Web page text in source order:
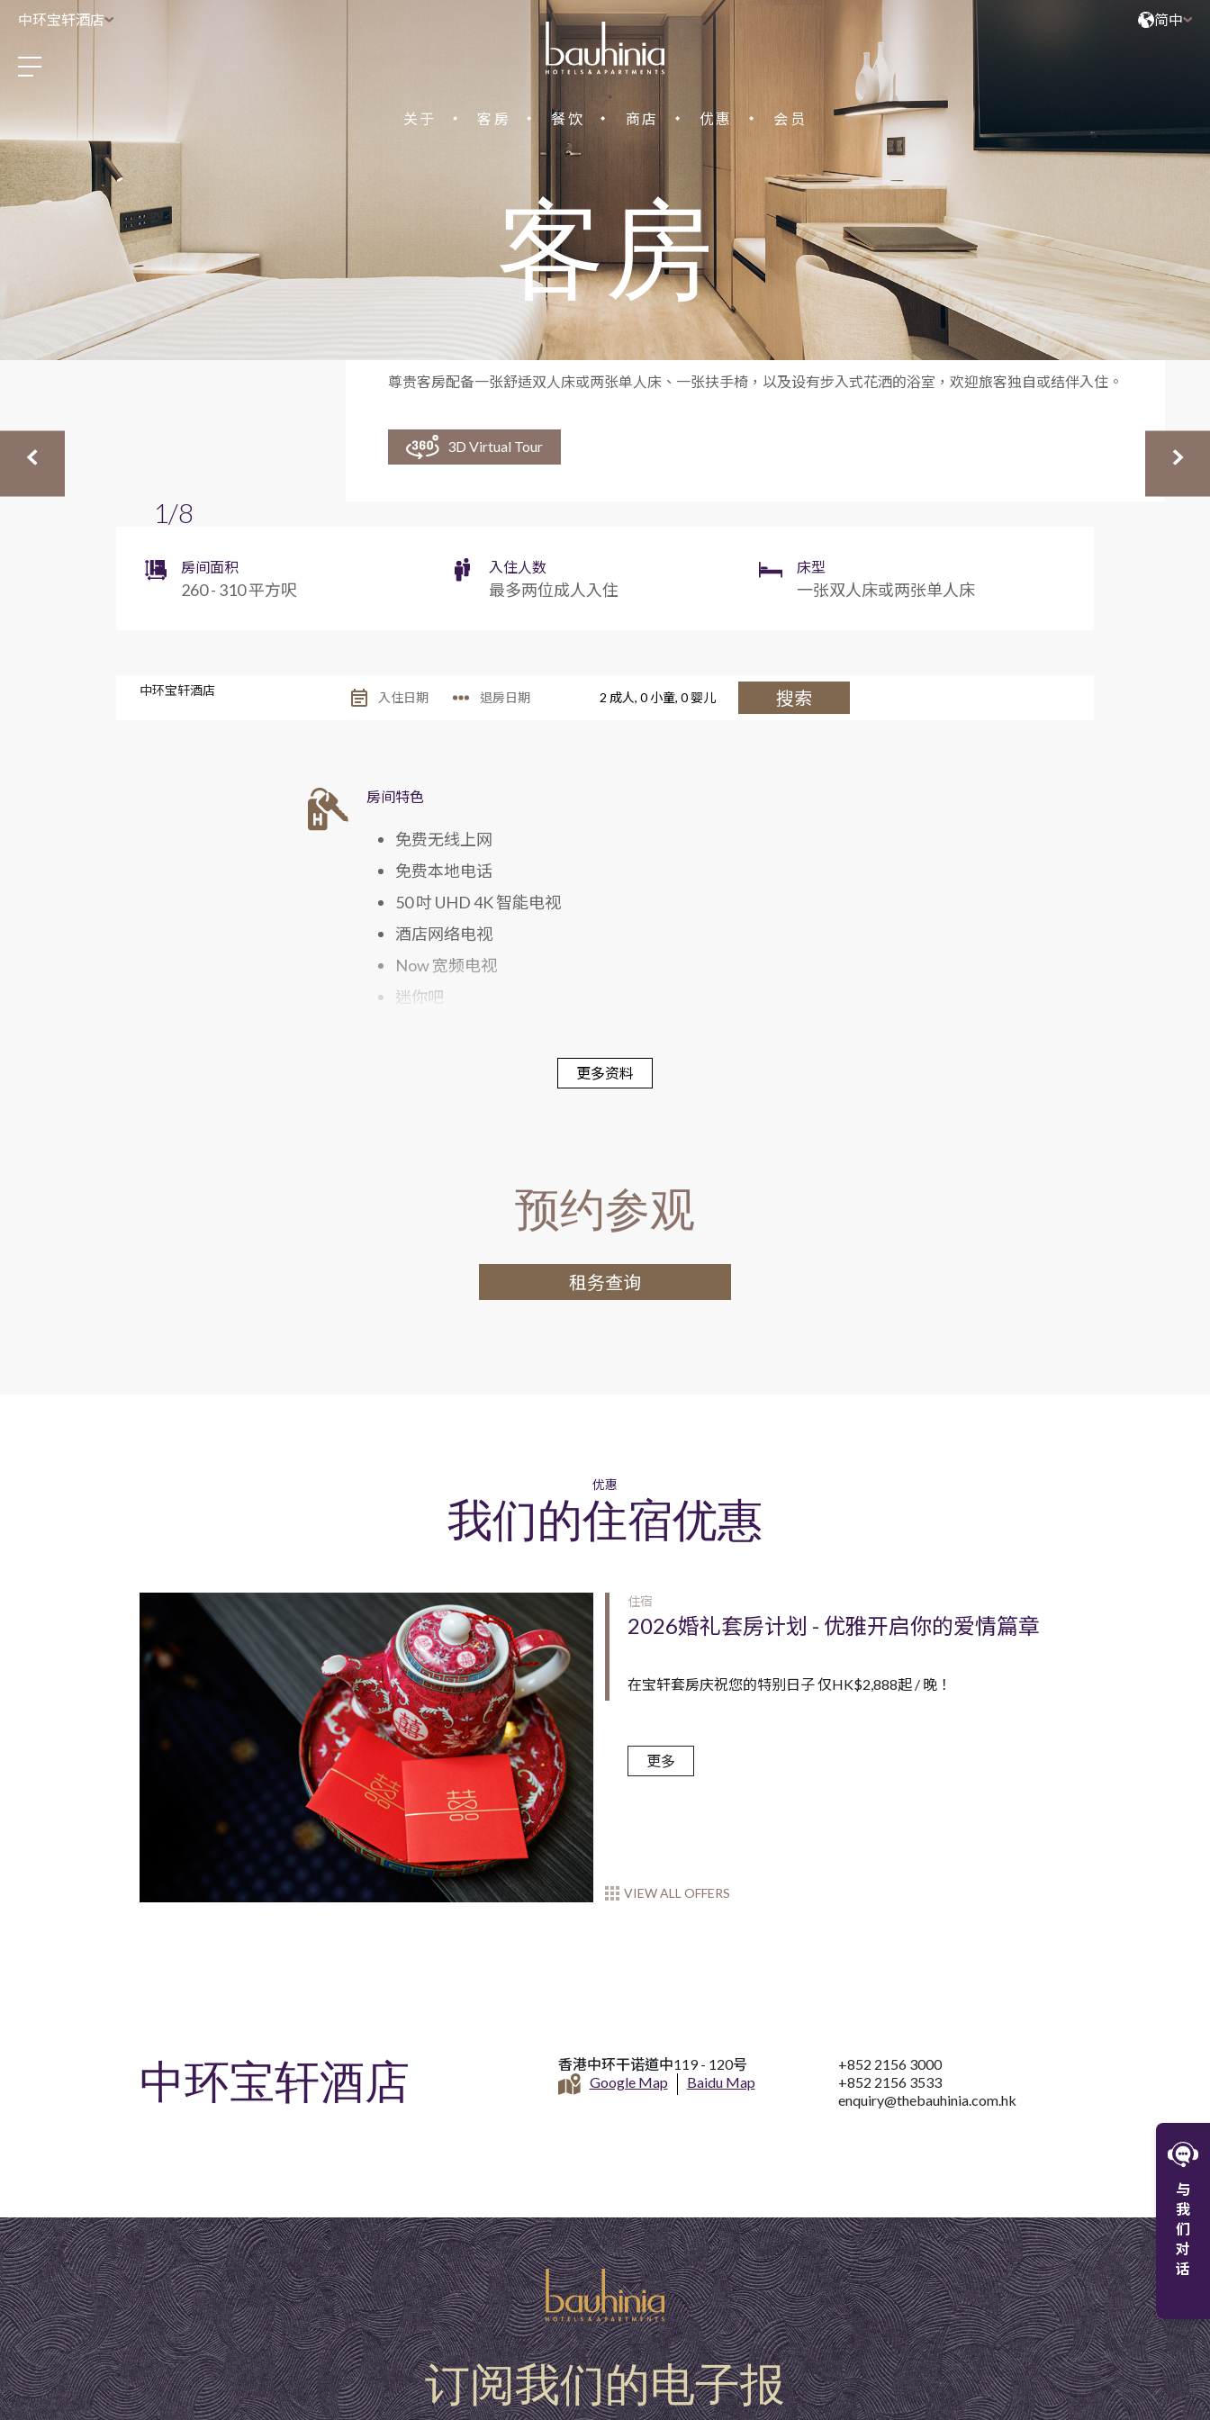
中环宝轩酒店 成人, 搜索
中环宝轩酒店 简中
关于 客房 餐饮 商店 优惠 会员
客房
尊贵客房
1/8
尊贵客房配备一张舒适双人床或两张单人床、一张扶手椅，以及设有步入式花洒的浴室，欢迎旅客独自或结伴入住。
3D Virtual Tour
房间面积
260 - 310 平方呎
入住人数
最多两位成人入住
床型
一张双人床或两张单人床
中环宝轩酒店 2 成人,0 小童,0婴儿 搜索
房间特色
免费无线上网
免费本地电话
50 吋 UHD 4K 智能电视
酒店网络电视
Now 宽频电视
迷你吧
更多资料
预约参观
租务查询
优惠
我们的住宿优惠
住宿
2026婚礼套房计划 - 优雅开启你的爱情篇章
在宝轩套房庆祝您的特别日子 仅HK$2,888起 / 晚！
更多
VIEW ALL OFFERS
中环宝轩酒店
香港中环干诺道中119 - 120号
Google Map
Baidu Map
+852 2156 3000
+852 2156 3533
enquiry@thebauhinia.com.hk
订阅我们的电子报
与
我
们
对
话